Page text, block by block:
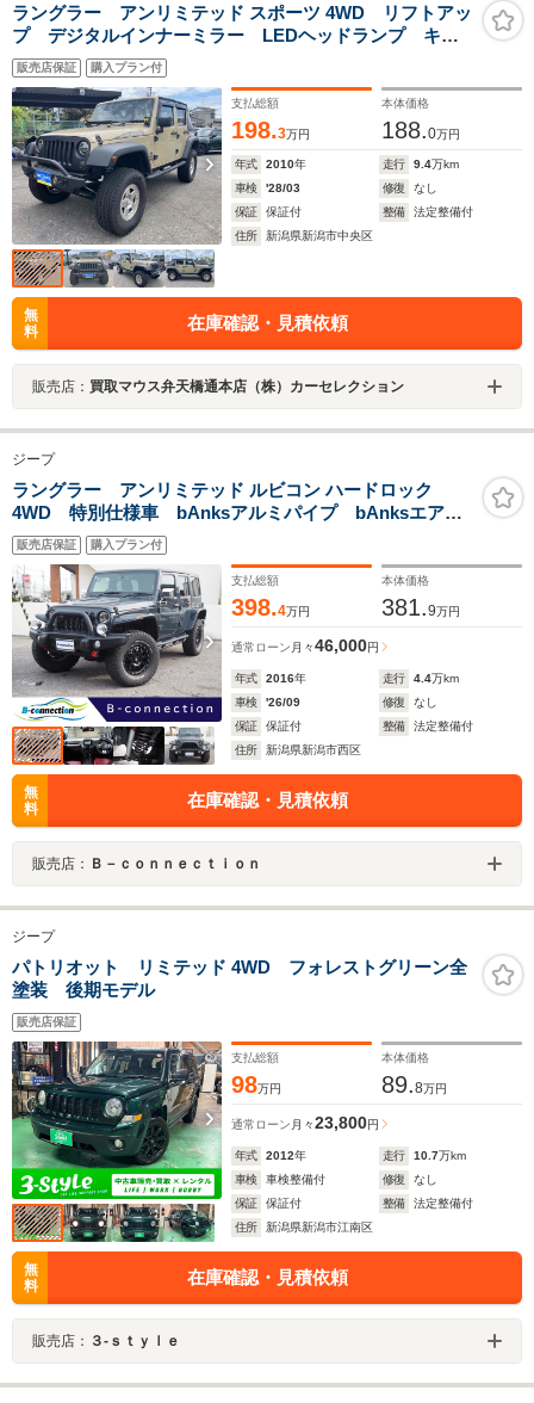
ラングラー アンリミテッド スポーツ 4WD リフトアッ
プ デジタルインナーミラー LEDヘッドランプ キー
レス クルーズコントロール
販売店保証 購入プラン付
支払総額
198.3万円
本体価格
188.0万円
年式 2010年 走行 9.4万km
車検
'28/03 修復
なし
保証
保証付 整備
法定整備付
住所
新潟県新潟市中央区
無
料
在庫確認・見積依頼
販売店： 買取マウス弁天橋通本店（株）カーセレクション
ジープ
ラングラー アンリミテッド ルビコン ハードロック
4WD 特別仕様車 bAnksアルミパイプ bAnksエアイ
ンテーク 社外バンパー インチアップコイル 社外4本
出しマフラー 社外サイドステップ 社外LEDテール
社外テールカバー 社外サイドミラー グリルガード
販売店保証 購入プラン付
支払総額
398.4万円
本体価格
381.9万円
通常ローン 月々46,000円
年式 2016年 走行 4.4万km
車検
'26/09 修復
なし
保証
保証付 整備
法定整備付
住所
新潟県新潟市西区
無
料
在庫確認・見積依頼
販売店： Ｂ－ｃｏｎｎｅｃｔｉｏｎ
ジープ
パトリオット リミテッド 4WD フォレストグリーン全
塗装 後期モデル
販売店保証
支払総額
98万円
本体価格
89.8万円
通常ローン 月々23,800円
年式 2012年 走行 10.7万km
車検
車検整備付 修復
なし
保証
保証付 整備
法定整備付
住所
新潟県新潟市江南区
無
料
在庫確認・見積依頼
販売店： ３‐ｓｔｙｌｅ